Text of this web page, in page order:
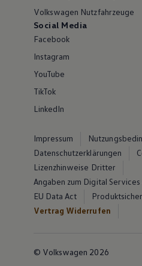
Volkswagen Nutzfahrzeuge
Social Media
Facebook
Instagram
YouTube
TikTok
LinkedIn
Impressum
Datenschutzerklärungen
Lizenzhinweise Dritter
Angaben zum Digital Services
EU Data Act
Vertrag Widerrufen
© Volkswagen 2026